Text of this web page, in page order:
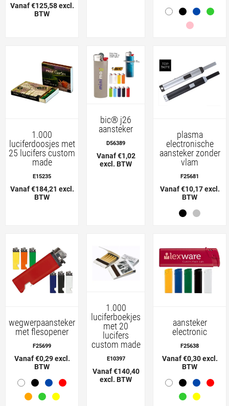
Vanaf €125,58 excl.
BTW
1.000
luciferdoosjes met
25 lucifers custom
made
E15235
Vanaf €184,21 excl.
BTW
bic® j26
aansteker
D56389
Vanaf €1,02
excl. BTW
plasma
electronische
aansteker zonder
vlam
F25681
Vanaf €10,17 excl.
BTW
wegwerpaansteker
met flesopener
F25699
Vanaf €0,29 excl.
BTW
1.000
luciferboekjes
met 20
lucifers
custom made
E10397
Vanaf €140,40
excl. BTW
aansteker
electronic
F25638
Vanaf €0,30 excl.
BTW